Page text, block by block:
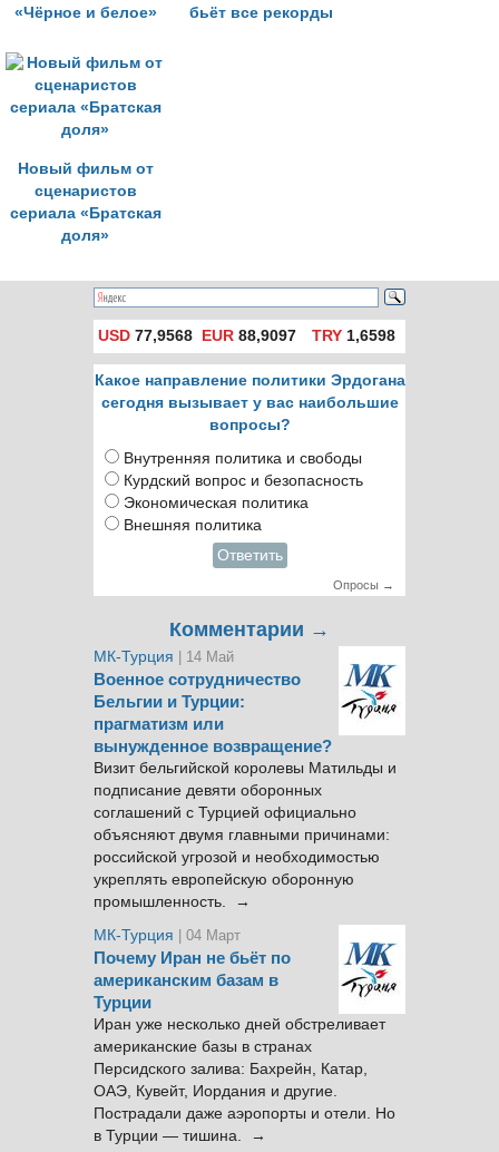
«Чёрное и белое»
бьёт все рекорды
Новый фильм от
сценаристов
сериала «Братская
доля»
USD 77,9568 EUR 88,9097 TRY1,6598
Какое направление политики Эрдогана
сегодня вызывает у вас наибольшие
вопросы?
Внутренняя политика и свободы
Курдский вопрос и безопасность
Экономическая политика
Внешняя политика
Ответить
Опросы →
Комментарии →
МК-Турция | 14 Май
Военное сотрудничество
Бельгии и Турции:
прагматизм или
вынужденное возвращение?
Визит бельгийской королевы Матильды и
подписание девяти оборонных
соглашений с Турцией официально
объясняют двумя главными причинами:
российской угрозой и необходимостью
укреплять европейскую оборонную
промышленность. →
МК-Турция
| 04 Март
Почему Иран не бьёт по
американским базам в
Турции
Иран уже несколько дней обстреливает
американские базы в странах
Персидского залива: Бахрейн, Катар,
ОАЭ, Кувейт, Иордания и другие.
Пострадали даже аэропорты и отели. Но
в Турции — тишина. →